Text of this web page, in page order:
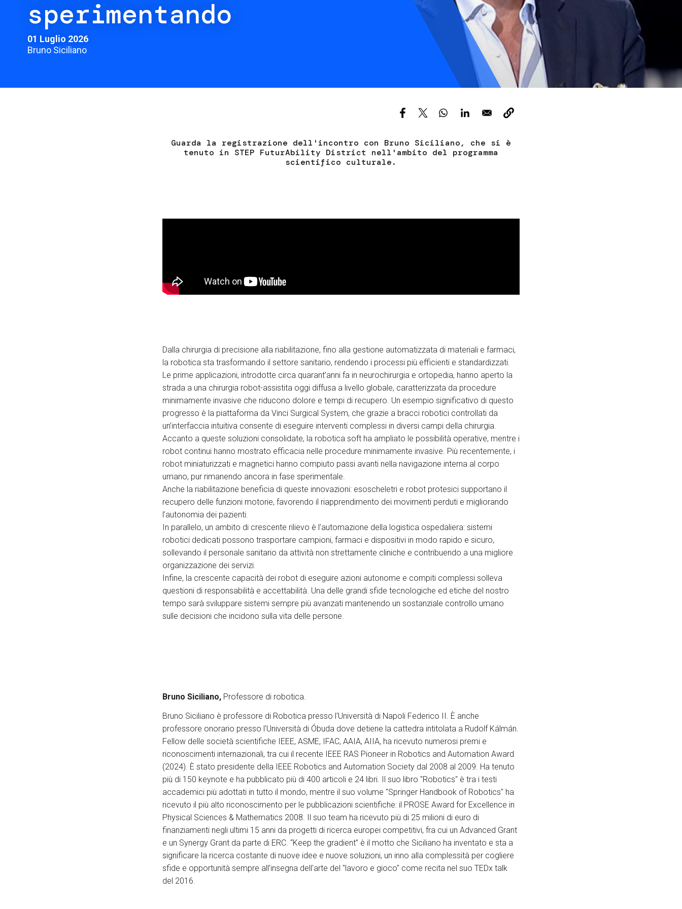
Servizi e accessibilità
Contatti
Biglietti
sperimentando
01 Luglio 2026
Bruno Siciliano
Guarda la registrazione dell'incontro con Bruno Siciliano, che si è
tenuto in STEP FuturAbility District nell'ambito del programma
scientifico culturale.
Dalla chirurgia di precisione alla riabilitazione, fino alla gestione automatizzata di materiali e farmaci,
la robotica sta trasformando il settore sanitario, rendendo i processi più efficienti e standardizzati.
Le prime applicazioni, introdotte circa quarant’anni fa in neurochirurgia e ortopedia, hanno aperto la
strada a una chirurgia robot-assistita oggi diffusa a livello globale, caratterizzata da procedure
minimamente invasive che riducono dolore e tempi di recupero. Un esempio significativo di questo
progresso è la piattaforma da Vinci Surgical System, che grazie a bracci robotici controllati da
un’interfaccia intuitiva consente di eseguire interventi complessi in diversi campi della chirurgia.
Accanto a queste soluzioni consolidate, la robotica soft ha ampliato le possibilità operative, mentre i
robot continui hanno mostrato efficacia nelle procedure minimamente invasive. Più recentemente, i
robot miniaturizzati e magnetici hanno compiuto passi avanti nella navigazione interna al corpo
umano, pur rimanendo ancora in fase sperimentale.
Anche la riabilitazione beneficia di queste innovazioni: esoscheletri e robot protesici supportano il
recupero delle funzioni motorie, favorendo il riapprendimento dei movimenti perduti e migliorando
l’autonomia dei pazienti.
In parallelo, un ambito di crescente rilievo è l’automazione della logistica ospedaliera: sistemi
robotici dedicati possono trasportare campioni, farmaci e dispositivi in modo rapido e sicuro,
sollevando il personale sanitario da attività non strettamente cliniche e contribuendo a una migliore
organizzazione dei servizi.
Infine, la crescente capacità dei robot di eseguire azioni autonome e compiti complessi solleva
questioni di responsabilità e accettabilità. Una delle grandi sfide tecnologiche ed etiche del nostro
tempo sarà sviluppare sistemi sempre più avanzati mantenendo un sostanziale controllo umano
sulle decisioni che incidono sulla vita delle persone.
Bruno Siciliano, Professore di robotica.
Bruno Siciliano è professore di Robotica presso l'Università di Napoli Federico II. È anche
professore onorario presso l'Università di Óbuda dove detiene la cattedra intitolata a Rudolf Kálmán.
Fellow delle società scientifiche IEEE, ASME, IFAC, AAIA, AIIA, ha ricevuto numerosi premi e
riconoscimenti internazionali, tra cui il recente IEEE RAS Pioneer in Robotics and Automation Award
(2024). È stato presidente della IEEE Robotics and Automation Society dal 2008 al 2009. Ha tenuto
più di 150 keynote e ha pubblicato più di 400 articoli e 24 libri. Il suo libro "Robotics" è tra i testi
accademici più adottati in tutto il mondo, mentre il suo volume "Springer Handbook of Robotics" ha
ricevuto il più alto riconoscimento per le pubblicazioni scientifiche: il PROSE Award for Excellence in
Physical Sciences & Mathematics 2008. Il suo team ha ricevuto più di 25 milioni di euro di
finanziamenti negli ultimi 15 anni da progetti di ricerca europei competitivi, fra cui un Advanced Grant
e un Synergy Grant da parte di ERC. “Keep the gradient” è il motto che Siciliano ha inventato e sta a
significare la ricerca costante di nuove idee e nuove soluzioni, un inno alla complessità per cogliere
sfide e opportunità sempre all’insegna dell'arte del "lavoro e gioco" come recita nel suo TEDx talk
del 2016.